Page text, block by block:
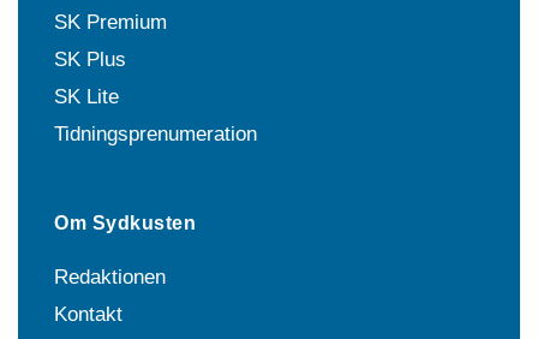
SK Premium
SK Plus
SK Lite
Tidningsprenumeration
Om Sydkusten
Redaktionen
Kontakt